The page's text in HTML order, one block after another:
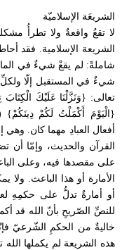
الشريعَة الإسلاميّة
لا تقعُ واقعةٌ ولا تطرأُ
الشريعة الإسلامية. فقد
شاملةً: لم يقعْ شيءٌ في
شيءٌ في المستقبل إلّا ولكلِّ
أفعال العبادِ مهما كان.
القرآن والحديث، وإمّا أن
على مقصدها فيه، وعلى
الأمارة أو هذا الباعث.
أو أمارةٌ تدلُّ على حكمِهِ
للنصِّ الصّريحِ بأنّ الله قد
خاليةٌ من الحكمِ الشّرعيّ
هذه الشريعة لم يكملها